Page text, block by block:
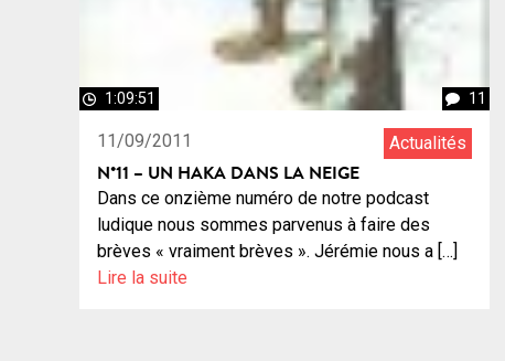
1:09:51 11
11/09/2011 Actualités
N°11 – UN HAKA DANS LA NEIGE
Dans ce onzième numéro de notre podcast
ludique nous sommes parvenus à faire des
brèves « vraiment brèves ». Jérémie nous a […]
Lire la suite